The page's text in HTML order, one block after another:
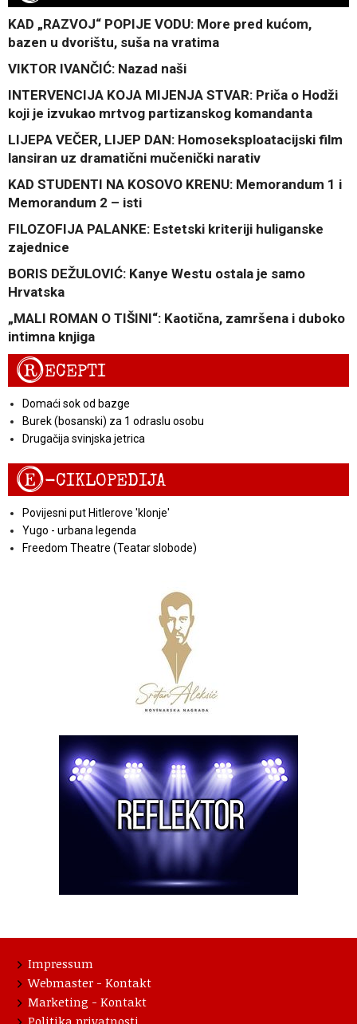
KAD „RAZVOJ“ POPIJE VODU: More pred kućom,
bazen u dvorištu, suša na vratima
VIKTOR IVANČIĆ: Nazad naši
INTERVENCIJA KOJA MIJENJA STVAR: Priča o Hodži
koji je izvukao mrtvog partizanskog komandanta
LIJEPA VEČER, LIJEP DAN: Homoseksploatacijski film
lansiran uz dramatični mučenički narativ
KAD STUDENTI NA KOSOVO KRENU: Memorandum 1 i
Memorandum 2 – isti
FILOZOFIJA PALANKE: Estetski kriteriji huliganske
zajednice
BORIS DEŽULOVIĆ: Kanye Westu ostala je samo
Hrvatska
„MALI ROMAN O TIŠINI“: Kaotična, zamršena i duboko
intimna knjiga
RECEPTI
Domaći sok od bazge
Burek (bosanski) za 1 odraslu osobu
Drugačija svinjska jetrica
E-CIKLOPEDIJA
Povijesni put Hitlerove 'klonje'
Yugo - urbana legenda
Freedom Theatre (Teatar slobode)
Impressum
Webmaster - Kontakt
Marketing - Kontakt